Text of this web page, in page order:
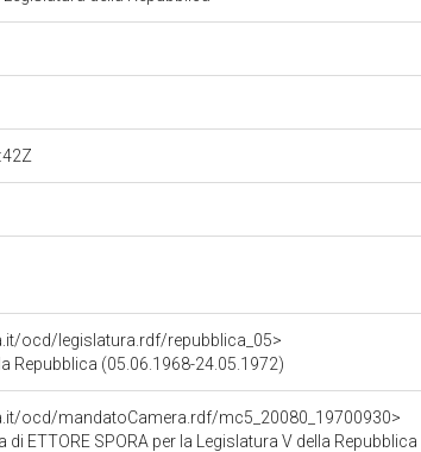
ocd/legislatura.rdf/repubblica_05>
Repubblica (05.06.1968-24.05.1972)
ocd/mandatoCamera.rdf/mc5_20080_19700930>
di ETTORE SPORA per la Legislatura V della Repubblica